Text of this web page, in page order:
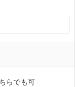
らでも可